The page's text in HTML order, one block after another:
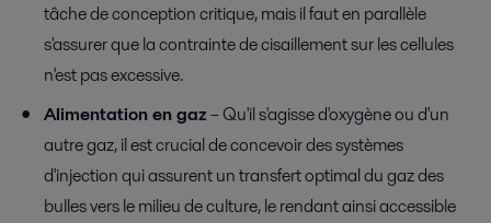
tâche de conception critique, mais il faut en parallèle
s'assurer que la contrainte de cisaillement sur les cellules
n'est pas excessive.
Alimentation en gaz– Qu'il s'agisse d'oxygène ou d'un
autre gaz, il est crucial de concevoir des systèmes
d'injection qui assurent un transfert optimal du gaz des
bulles vers le milieu de culture, le rendant ainsi accessible